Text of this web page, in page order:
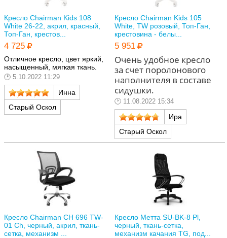
Кресло Chairman Kids 108
White 26-22, акрил, красный,
Топ-Ган, крестов...
4 725
Отличное кресло, цвет яркий,
насыщенный, мягкая ткань.
5.10.2022 11:29
Инна
Старый Оскол
Кресло Chairman Kids 105
White, TW розовый, Топ-Ган,
крестовина - белы...
5 951
Очень удобное кресло
за счет поролонового
наполнителя в составе
сидушки.
11.08.2022 15:34
Ира
Старый Оскол
Кресло Chairman CH 696 TW-
01 Ch, черный, акрил, ткань-
сетка, механизм ...
Кресло Метта SU-BK-8 Pl,
черный, ткань-сетка,
механизм качания TG, под...